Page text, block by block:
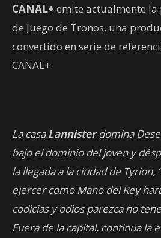
CANAL+ emite actualmente
de Juego de Tronos, una
convertido en serie de
CANAL+.
La casaLannisterdomina
bajo el dominio del joven y
la llegada a la ciudad de Tyrion,
ejercer como Mano del Rey
codicias y odios parezca no
Fuera de la capital, continúa la